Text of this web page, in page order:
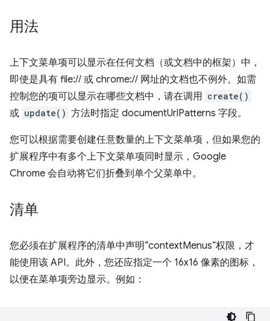
用法
上下文菜单项可以显示在任何文档（或文档中的框架）中，
即使是具有 file:// 或 chrome:// 网址的文档也不例外。如需
控制您的项可以显示在哪些文档中，请在调用 create()
或 update() 方法时指定 documentUrlPatterns 字段。
您可以根据需要创建任意数量的上下文菜单项，但如果您的
扩展程序中有多个上下文菜单项同时显示，Google
Chrome 会自动将它们折叠到单个父菜单中。
清单
您必须在扩展程序的清单中声明“contextMenus”权限，才
能使用该 API。此外，您还应指定一个 16x16 像素的图标，
以便在菜单项旁边显示。例如：